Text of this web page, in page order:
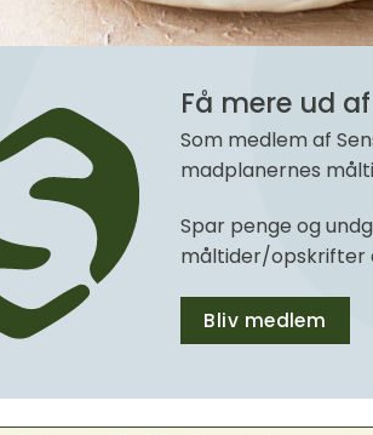
Få mere ud
Som medlem af
madplanernes
Spar penge og
måltider/opskrifter
Bliv medlem